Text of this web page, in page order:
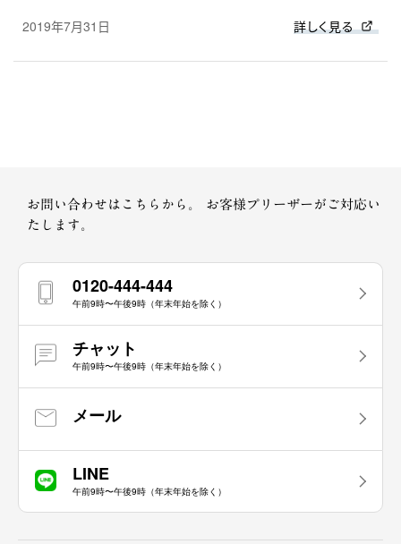
2019年7月31日 詳しく見る
お問い合わせはこちらから。
お客様プリーザーがご対応い
たします。
0120-444-444
午前9時〜午後9時（年末年始を除く）
チャット
午前9時〜午後9時（年末年始を除く）
メール
LINE
午前9時〜午後9時（年末年始を除く）